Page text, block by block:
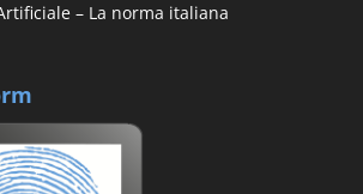
– La norma italiana